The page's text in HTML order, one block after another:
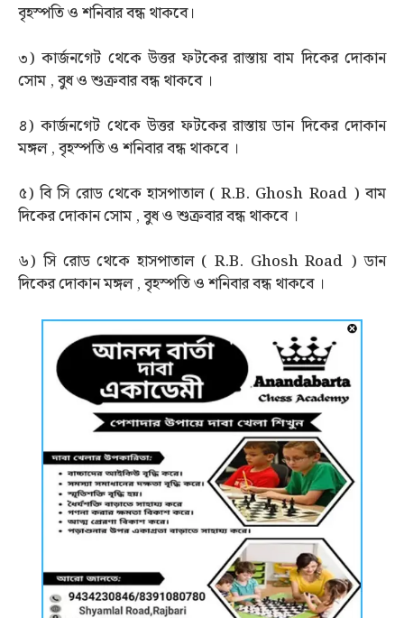
বৃহস্পতি ও শনিবার বন্ধ থাকবে।
৩) কার্জনগেট থেকে উত্তর ফটকের রাস্তায় বাম দিকের দোকান
সোম , বুধ ও শুক্রবার বন্ধ থাকবে ।
৪) কার্জনগেট থেকে উত্তর ফটকের রাস্তায় ডান দিকের দোকান
মঙ্গল , বৃহস্পতি ও শনিবার বন্ধ থাকবে ।
৫) বি সি রোড থেকে হাসপাতাল ( R.B. Ghosh Road ) বাম
দিকের দোকান সোম , বুধ ও শুক্রবার বন্ধ থাকবে ।
৬) সি রোড থেকে হাসপাতাল ( R.B. Ghosh Road ) ডান
দিকের দোকান মঙ্গল , বৃহস্পতি ও শনিবার বন্ধ থাকবে ।